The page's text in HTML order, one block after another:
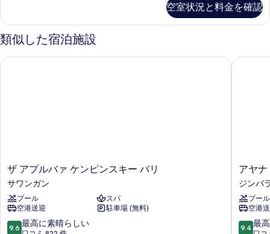
す
べ
て
の
る
る
て
の
写
Pool
の
詳
空室状況と料金を確認
類似した宿泊施設
ザ
ア
プ
ル
バ
ァ
ザ アプルバァ ケンピンスキー バリ
サワンガン
プール
スパ
空港送迎
駐車場 (無料)
10
9.6 最高に素晴らしい
ザ アプルバァ ケンピンスキー バリ
ア
ヤ
ナ
リ
ゾ
ー
アヤ
ジンバ
プール
空港
10
9.4 最
アヤナ